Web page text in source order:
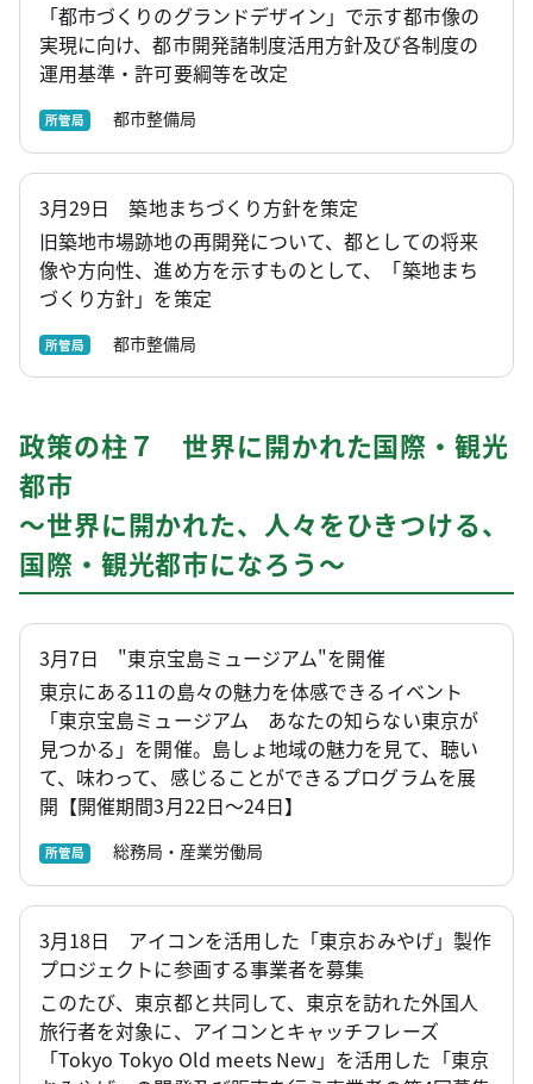
「都市づくりのグランドデザイン」で示す都市像の
実現に向け、都市開発諸制度活用方針及び各制度の
運用基準・許可要綱等を改定
所管局 都市整備局
3月29日 築地まちづくり方針を策定
旧築地市場跡地の再開発について、都としての将来
像や方向性、進め方を示すものとして、「築地まち
づくり方針」を策定
所管局 都市整備局
政策の柱７ 世界に開かれた国際・観光
都市
～世界に開かれた、人々をひきつける、
国際・観光都市になろう～
3月7日 "東京宝島ミュージアム"を開催
東京にある11の島々の魅力を体感できるイベント
「東京宝島ミュージアム あなたの知らない東京が
見つかる」を開催。島しょ地域の魅力を見て、聴い
て、味わって、感じることができるプログラムを展
開【開催期間3月22日～24日】
所管局 総務局・産業労働局
3月18日 アイコンを活用した「東京おみやげ」製作
プロジェクトに参画する事業者を募集
このたび、東京都と共同して、東京を訪れた外国人
旅行者を対象に、アイコンとキャッチフレーズ
「Tokyo Tokyo Old meets New」を活用した「東京